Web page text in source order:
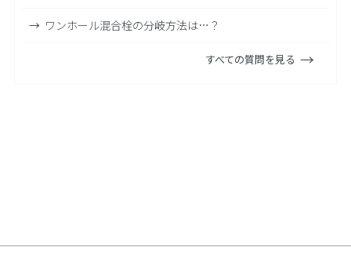
ワンホール混合栓の分岐方法は…？
すべての質問を見る